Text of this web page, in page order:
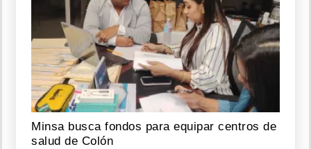
Minsa busca fondos para equipar centros de
salud de Colón